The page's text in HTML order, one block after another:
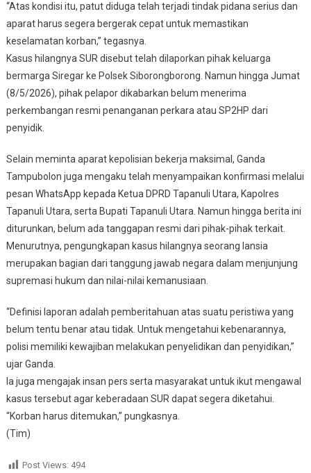
“Atas kondisi itu, patut diduga telah terjadi tindak pidana serius dan
aparat harus segera bergerak cepat untuk memastikan
keselamatan korban,” tegasnya.
Kasus hilangnya SUR disebut telah dilaporkan pihak keluarga
bermarga Siregar ke Polsek Siborongborong. Namun hingga Jumat
(8/5/2026), pihak pelapor dikabarkan belum menerima
perkembangan resmi penanganan perkara atau SP2HP dari
penyidik.
Selain meminta aparat kepolisian bekerja maksimal, Ganda
Tampubolon juga mengaku telah menyampaikan konfirmasi melalui
pesan WhatsApp kepada Ketua DPRD Tapanuli Utara, Kapolres
Tapanuli Utara, serta Bupati Tapanuli Utara. Namun hingga berita ini
diturunkan, belum ada tanggapan resmi dari pihak-pihak terkait.
Menurutnya, pengungkapan kasus hilangnya seorang lansia
merupakan bagian dari tanggung jawab negara dalam menjunjung
supremasi hukum dan nilai-nilai kemanusiaan.
“Definisi laporan adalah pemberitahuan atas suatu peristiwa yang
belum tentu benar atau tidak. Untuk mengetahui kebenarannya,
polisi memiliki kewajiban melakukan penyelidikan dan penyidikan,”
ujar Ganda.
Ia juga mengajak insan pers serta masyarakat untuk ikut mengawal
kasus tersebut agar keberadaan SUR dapat segera diketahui.
“Korban harus ditemukan,” pungkasnya.
(Tim)
Post Views: 494